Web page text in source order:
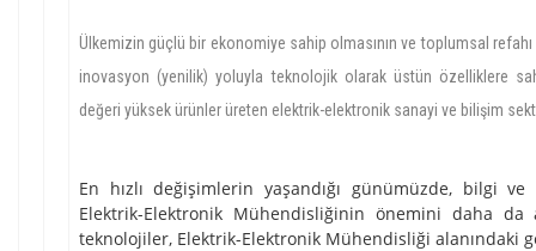
Ülkemizin güçlü bir ekonomiye sahip olmasının ve toplumsal
inovasyon (yenilik) yoluyla teknolojik olarak üstün özelliklere
değeri yüksek ürünler üreten elektrik-elektronik sanayi ve bilişim
En hızlı değişimlerin yaşandığı günümüzde, bilgi
Elektrik-Elektronik Mühendisliğinin önemini daha da
teknolojiler, Elektrik-Elektronik Mühendisliği alanındaki